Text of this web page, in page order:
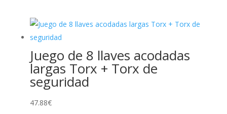
Juego de 8 llaves acodadas
largas Torx + Torx de
seguridad
47.88€